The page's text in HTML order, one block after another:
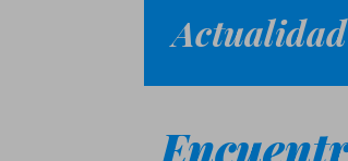
Actualidad